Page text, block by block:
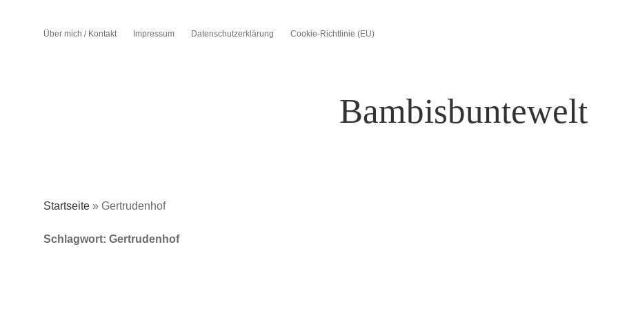
Über mich / Kontakt Impressum Datenschutzerklärung Cookie-Richtlinie (EU)
Bambisbuntewelt
Startseite » Gertrudenhof
Schlagwort: Gertrudenhof